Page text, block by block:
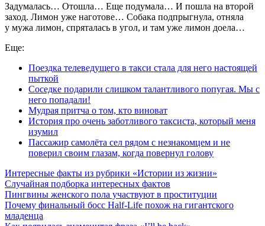
Задумалась… Отошла… Еще подумала… И пошла на второй
заход. Лимон уже наготове… Собака подпрыгнула, отняла
у мужа лимон, спряталась в угол, и там уже лимон доела…
Еще:
Поездка телеведущего в такси стала для него настоящей
пыткой
Соседке подарили слишком талантливого попугая. Мы с
него попадали!
Мудрая притча о том, кто виноват
История про очень заботливого таксиста, который меня
изумил
Пассажир самолёта сел рядом с незнакомцем и не
поверил своим глазам, когда повернул голову
Интересные факты из рубрики «Истории из жизни»
Случайная подборка интересных фактов
Пингвины женского пола участвуют в проституции
Почему финальный босс Half-Life похож на гигантского
младенца